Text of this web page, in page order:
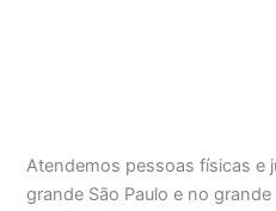
Atendemos pessoas físicas e
grande São Paulo e no